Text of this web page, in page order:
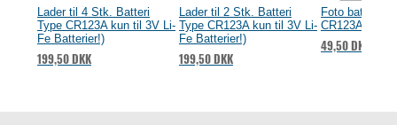
Lader til 4 Stk. Batteri
Type CR123A kun til 3V Li-
Fe Batterier!)
199,50 DKK
Lader til 2 Stk. Batteri
Type CR123A kun til 3V Li-
Fe Batterier!)
199,50 DKK
Foto batteri
CR123A 1er
49,50 DKK